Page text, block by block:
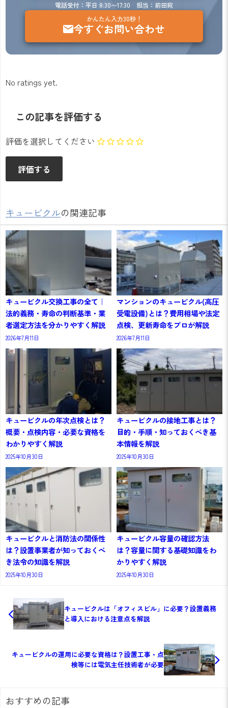
電話受付：平日 8:30〜17:30 担当：前田宛
かんたん入力30秒！
今すぐお問い合わせ
No ratings yet.
この記事を評価する
評価を選択してください
キュービクルの関連記事
キュービクル交換工事の全て｜
法的義務・寿命の判断基準・業
者選定方法を分かりやすく解説
2026年7月11日
マンションのキュービクル(高圧
受電設備)とは？費用相場や法定
点検、更新寿命をプロが解説
2026年7月11日
キュービクルの年次点検とは？
概要・点検内容・必要な資格を
わかりやすく解説
2025年10月30日
キュービクルの接地工事とは？
目的・手順・知っておくべき基
本情報を解説
2025年10月30日
キュービクルと消防法の関係性
は？設置事業者が知っておくべ
き法令の知識を解説
2025年10月30日
キュービクル容量の確認方法
は？容量に関する基礎知識をわ
かりやすく解説
2025年10月30日
キュービクルは「オフィスビル」に必要？設置義務
と導入における注意点を解説
キュービクルの運用に必要な資格は？設置工事・点
検等には電気主任技術者が必要
おすすめの記事